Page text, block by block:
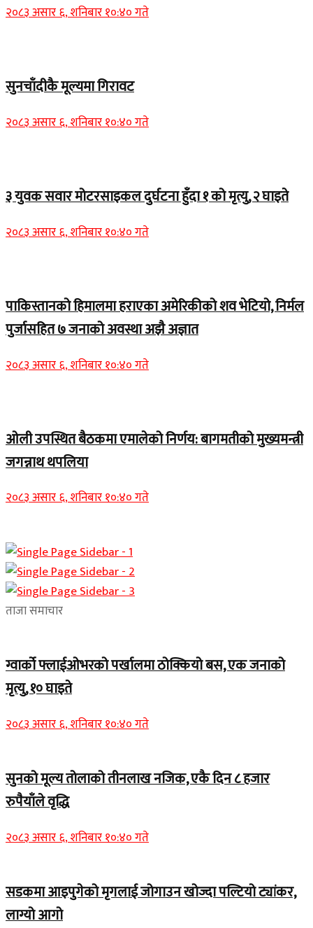
२०८३ असार ६, शनिबार १०:४० गते
सुनचाँदीकै मूल्यमा गिरावट
२०८३ असार ६, शनिबार १०:४० गते
३ युवक सवार मोटरसाइकल दुर्घटना हुँदा १ को मृत्यु, २ घाइते
२०८३ असार ६, शनिबार १०:४० गते
पाकिस्तानको हिमालमा हराएका अमेरिकीको शव भेटियो, निर्मल
पुर्जासहित ७ जनाको अवस्था अझै अज्ञात
२०८३ असार ६, शनिबार १०:४० गते
ओली उपस्थित बैठकमा एमालेको निर्णय: बागमतीको मुख्यमन्त्री
जगन्नाथ थपलिया
२०८३ असार ६, शनिबार १०:४० गते
ताजा समाचार
ग्वार्को फ्लाईओभरको पर्खालमा ठोक्कियो बस, एक जनाको
मृत्यु, १० घाइते
२०८३ असार ६, शनिबार १०:४० गते
सुनको मूल्य तोलाको तीनलाख नजिक, एकै दिन ८ हजार
रुपैयाँले वृद्धि
२०८३ असार ६, शनिबार १०:४० गते
सडकमा आइपुगेको मृगलाई जोगाउन खोज्दा पल्टियो ट्यांकर,
लाग्यो आगो